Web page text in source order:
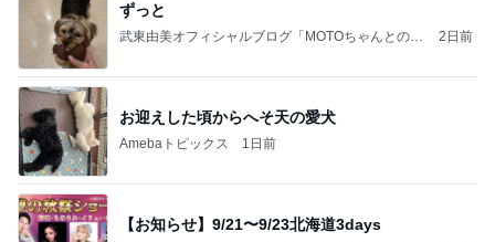
ずっと
武東由美オフィシャルブログ「MOTOちゃんとのは
2日前
お迎えした頃からへそ天の愛犬
Amebaトピックス 1日前
【お知らせ】9/21〜9/23北海道3days